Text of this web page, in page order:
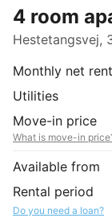
4 room
Hestetangsvej,
Monthly net rent
Utilities
Move-in price
What is move-in
Available from
Rental period
Do you need a loan?